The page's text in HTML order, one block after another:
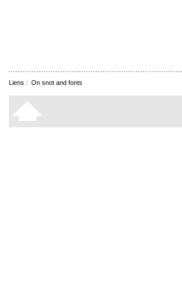
Liens : On snot and fonts